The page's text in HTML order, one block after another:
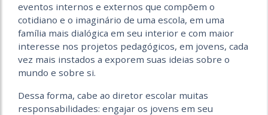
eventos internos e externos que compõem o
cotidiano e o imaginário de uma escola, em uma
família mais dialógica em seu interior e com maior
interesse nos projetos pedagógicos, em jovens, cada
vez mais instados a exporem suas ideias sobre o
mundo e sobre si.
Dessa forma, cabe ao diretor escolar muitas
responsabilidades: engajar os jovens em seu